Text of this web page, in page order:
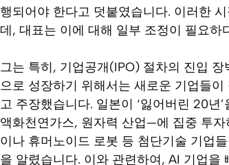
행되어야 한다고 덧붙였습니다. 이러한
데, 대표는 이에 대해 일부 조정이 필요하
그는 특히, 기업공개(IPO) 절차의 진입
으로 성장하기 위해서는 새로운 기업들
고 주장했습니다. 일본이 ‘잃어버린 20
액화천연가스, 원자력 산업—에 집중 투
이나 휴머노이드 로봇 등 첨단기술 기업
을 알렸습니다. 이와 관련하여, AI 기업을